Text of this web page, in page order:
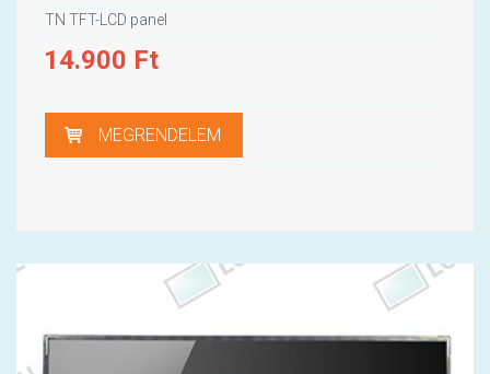
TN TFT-LCD panel
14.900 Ft
MEGRENDELEM